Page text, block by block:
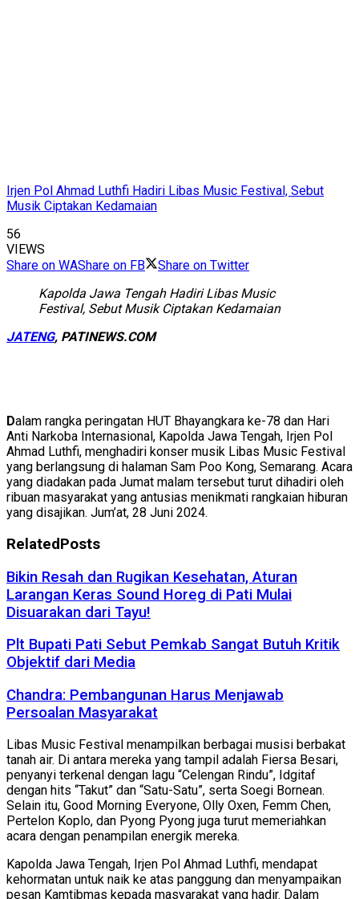
Irjen Pol Ahmad Luthfi Hadiri Libas Music Festival, Sebut
Musik Ciptakan Kedamaian
56
VIEWS
Share on WAShare on FB
Share on Twitter
Kapolda Jawa Tengah Hadiri Libas Music
Festival, Sebut Musik Ciptakan Kedamaian
JATENG, PATINEWS.COM
Dalam rangka peringatan HUT Bhayangkara ke-78 dan Hari
Anti Narkoba Internasional, Kapolda Jawa Tengah, Irjen Pol
Ahmad Luthfi, menghadiri konser musik Libas Music Festival
yang berlangsung di halaman Sam Poo Kong, Semarang. Acara
yang diadakan pada Jumat malam tersebut turut dihadiri oleh
ribuan masyarakat yang antusias menikmati rangkaian hiburan
yang disajikan. Jum’at, 28 Juni 2024.
RelatedPosts
Bikin Resah dan Rugikan Kesehatan, Aturan
Larangan Keras Sound Horeg di Pati Mulai
Disuarakan dari Tayu!
Plt Bupati Pati Sebut Pemkab Sangat Butuh Kritik
Objektif dari Media
Chandra: Pembangunan Harus Menjawab
Persoalan Masyarakat
Libas Music Festival menampilkan berbagai musisi berbakat
tanah air. Di antara mereka yang tampil adalah Fiersa Besari,
penyanyi terkenal dengan lagu “Celengan Rindu”, Idgitaf
dengan hits “Takut” dan “Satu-Satu”, serta Soegi Bornean.
Selain itu, Good Morning Everyone, Olly Oxen, Femm Chen,
Pertelon Koplo, dan Pyong Pyong juga turut memeriahkan
acara dengan penampilan energik mereka.
Kapolda Jawa Tengah, Irjen Pol Ahmad Luthfi, mendapat
kehormatan untuk naik ke atas panggung dan menyampaikan
pesan Kamtibmas kepada masyarakat yang hadir. Dalam